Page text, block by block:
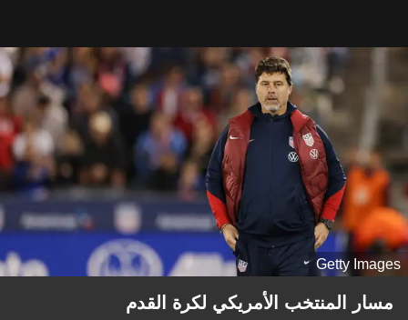
Getty Images
مسار المنتخب الأمريكي لكرة القدم